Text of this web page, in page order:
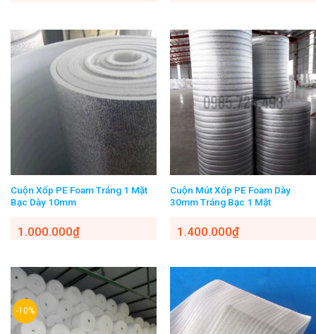
Cuộn Xốp PE Foam Tráng 1 Mặt
Bạc Dày 10mm
1.000.000₫
Cuộn Mút Xốp PE Foam Dày
30mm Tráng Bạc 1 Mặt
1.400.000₫
-10%